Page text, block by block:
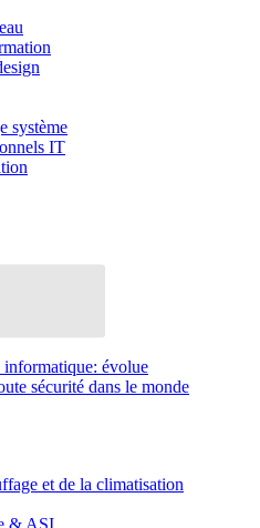
système
IT
évolue
sécurité dans le monde
et de la climatisation
& ASI